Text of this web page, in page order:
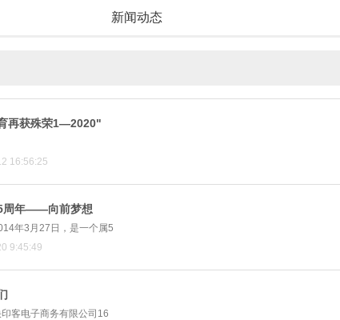
新闻动态
再获殊荣1—2020"
16:56:25
周年——向前梦想
年3月27日，是一个属5
9:45:49
客电子商务有限公司16